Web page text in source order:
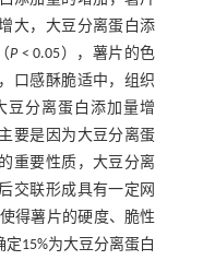
大，大豆分离蛋白添
P< 0.05），薯片的色
口感酥脆适中，组织
豆分离蛋白添加量增
要是因为大豆分离蛋
重要性质，大豆分离
交联形成具有一定网
得薯片的硬度、脆性
15%为大豆分离蛋白